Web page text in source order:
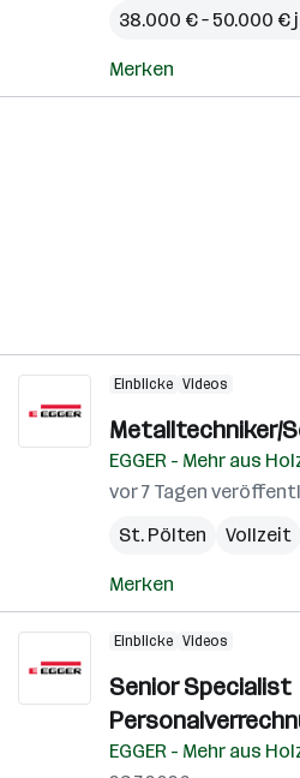
38.000 € – 50.000 €
Merken
Einblicke Videos
Metalltechniker/
EGGER - Mehr aus
vor 7 Tagen
St. Pölten
Vollzeit
Merken
Einblicke Videos
Senior Specialist
EGGER - Mehr aus